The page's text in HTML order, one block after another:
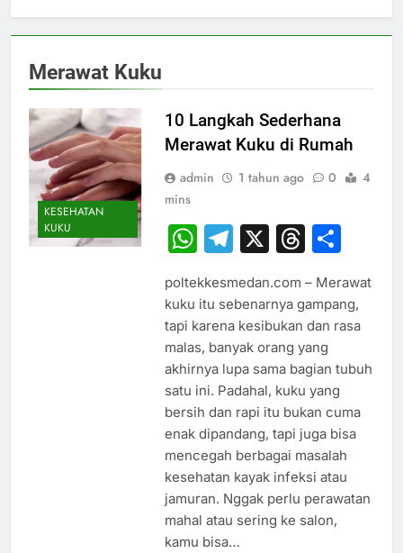
Merawat Kuku
KESEHATAN
KUKU
10 Langkah Sederhana
Merawat Kuku di Rumah
admin 1 tahun ago 0
4
mins
WhatsApp
Telegram
X
poltekkesmedan.com – Merawat
kuku itu sebenarnya gampang,
tapi karena kesibukan dan rasa
malas, banyak orang yang
akhirnya lupa sama bagian tubuh
satu ini. Padahal, kuku yang
bersih dan rapi itu bukan cuma
enak dipandang, tapi juga bisa
mencegah berbagai masalah
kesehatan kayak infeksi atau
jamuran. Nggak perlu perawatan
mahal atau sering ke salon,
kamu bisa…